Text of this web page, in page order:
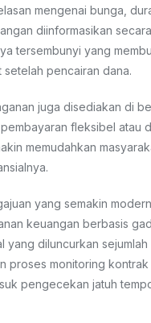
mengenai bunga,
diinformasikan
tersembunyi yang
setelah pencairan dana.
juga disediakan di
fleksibel atau
memudahkan
yang semakin
keuangan berbasis
yang diluncurkan
proses monitoring
pengecekan jatuh